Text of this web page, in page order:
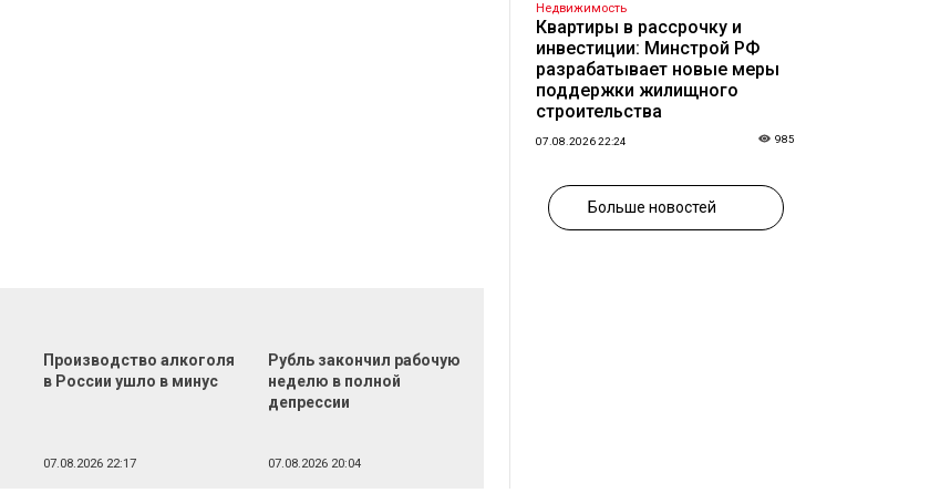
Производство алкоголя
в России ушло в минус
07.08.2026 22:17
Рубль закончил рабочую
неделю в полной
депрессии
07.08.2026 20:04
Недвижимость
Квартиры в рассрочку и
инвестиции: Минстрой РФ
разрабатывает новые меры
поддержки жилищного
строительства
07.08.2026 22:24 985
Больше новостей